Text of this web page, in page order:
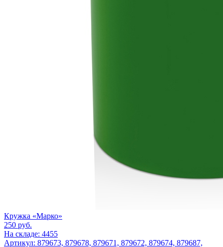
Кружка «Марко»
250 руб.
На складе: 4455
Артикул: 879673, 879678, 879671, 879672, 879674, 879687,